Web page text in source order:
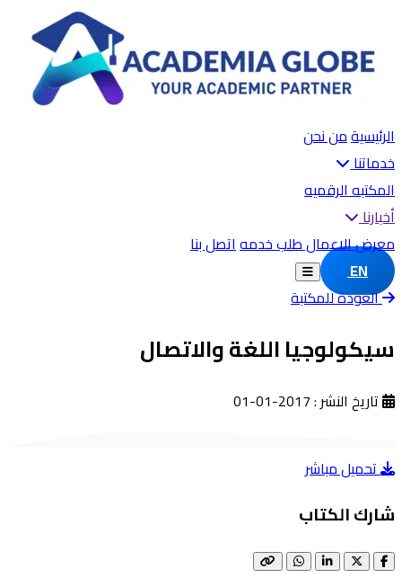
الرئيسيةمن نحن
خدماتنا
المكتبه الرقميه
أخبارنا
معرض الاعمالطلب خدمهاتصل بنا
EN
العودة للمكتبة
سيكولوجيا اللغة والاتصال
تاريخ النشر : 2017-01-01
تحميل مباشر
شارك الكتاب